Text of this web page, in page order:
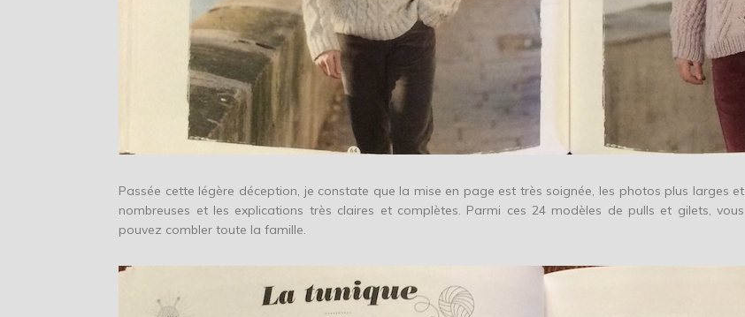
Passée cette légère déception, je constate que la mise en page est très soignée, les photos plus larges et
nombreuses et les explications très claires et complètes. Parmi ces 24 modèles de pulls et gilets, vous
pouvez combler toute la famille.